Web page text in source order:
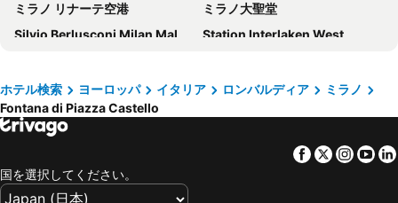
ホテル ベルニーナ
Holiday Inn Milan - Garibaldi Station by IHG
IH Hotels Milano Centrale
ホテル メディオラヌム
ベスト ウェスタン ホテル マディソン
ホテル チェントラーレ
Hilton Milan
Albergo Corvetto Corso Lodi
iH ホテルズ ミラノ ジョイア
アルマーニ ホテル ミラノ
eco Hotel Milano & BioRiso Restaurant
Doria Grand Hotel
ミラノ リナーテ空港
ミラノ大聖堂
Silvio Berlusconi Milan Malpensa Airport
Station Interlaken West
Milano Certosa
Zermatt Marathon
Verbier Festival
Stazione di Bergamo
アレーナ・ディ・ヴェローナ
Centro Direzionale di Milano
ホテル検索 ヨーロッパ イタリア ロンバルディア
ミラノ
Fontana di Piazza Castello
Facebook
Twitter
国を選択してください。